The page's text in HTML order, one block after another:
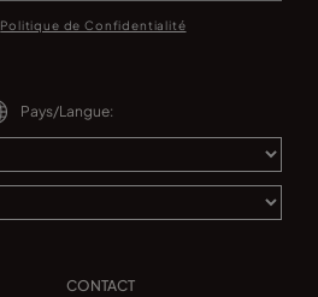
Politique de Confidentialité
Pays/Langue:
CONTACT